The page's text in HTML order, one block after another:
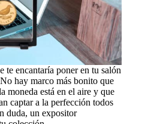
te encantaría poner en tu salón
hay marco más bonito que
moneda está en el aire y que
captar a la perfección todos
duda, un expositor